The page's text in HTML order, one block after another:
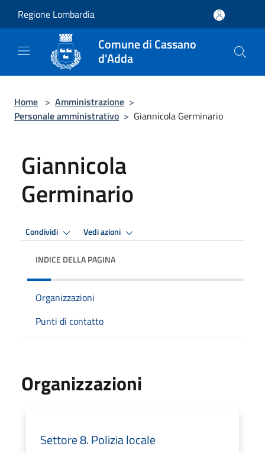
Regione Lombardia
Comune di Cassano
d'Adda
Home > Amministrazione >
Personale amministrativo > Giannicola Germinario
Giannicola
Germinario
Condividi Vedi azioni
INDICE DELLA PAGINA
Organizzazioni
Punti di contatto
Organizzazioni
Settore 8. Polizia locale